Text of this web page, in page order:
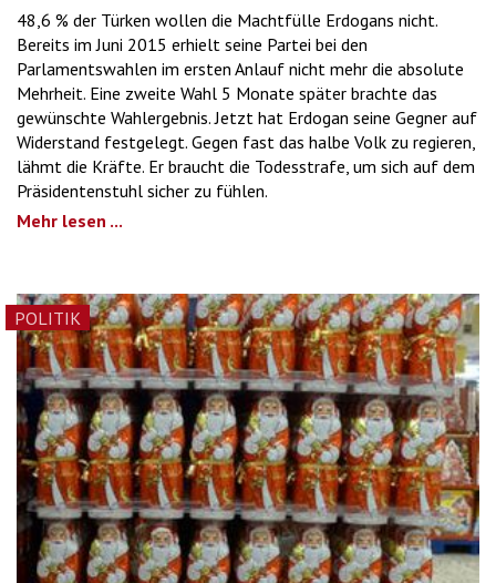
48,6 % der Türken wollen die Machtfülle Erdogans nicht.
Bereits im Juni 2015 erhielt seine Partei bei den
Parlamentswahlen im ersten Anlauf nicht mehr die absolute
Mehrheit. Eine zweite Wahl 5 Monate später brachte das
gewünschte Wahlergebnis. Jetzt hat Erdogan seine Gegner auf
Widerstand festgelegt. Gegen fast das halbe Volk zu regieren,
lähmt die Kräfte. Er braucht die Todesstrafe, um sich auf dem
Präsidentenstuhl sicher zu fühlen.
Mehr lesen ...
POLITIK